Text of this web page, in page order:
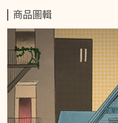
商品圖輯